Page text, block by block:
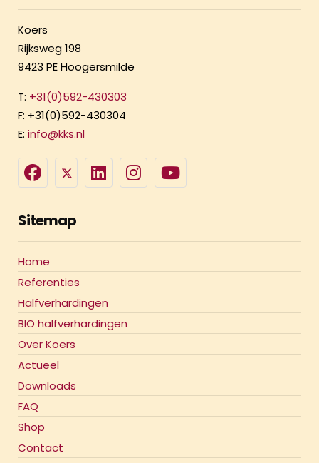
Koers
Rijksweg 198
9423 PE Hoogersmilde
T: +31(0)592-430303
F: +31(0)592-430304
E: info@kks.nl
Sitemap
Home
Referenties
Halfverhardingen
BIO halfverhardingen
Over Koers
Actueel
Downloads
FAQ
Shop
Contact